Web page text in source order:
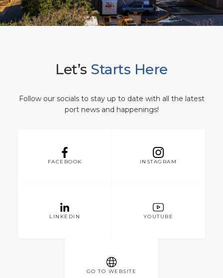
Shopping & Essen
Hafenstatistiken
Karriere
HAFEN
Let’s Starts Here
Follow our socials to stay up to date with all the latest
port news and happenings!
FACEBOOK INSTAGRAM
LINKEDIN YOUTUBE
GO TO WEBSITE